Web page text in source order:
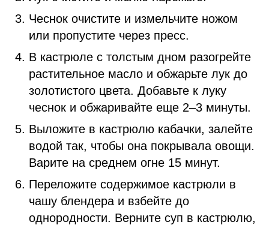
Чеснок очистите и измельчите ножом
или пропустите через пресс.
В кастрюле с толстым дном разогрейте
растительное масло и обжарьте лук до
золотистого цвета. Добавьте к луку
чеснок и обжаривайте еще 2–3 минуты.
Выложите в кастрюлю кабачки, залейте
водой так, чтобы она покрывала овощи.
Варите на среднем огне 15 минут.
Переложите содержимое кастрюли в
чашу блендера и взбейте до
однородности. Верните суп в кастрюлю,